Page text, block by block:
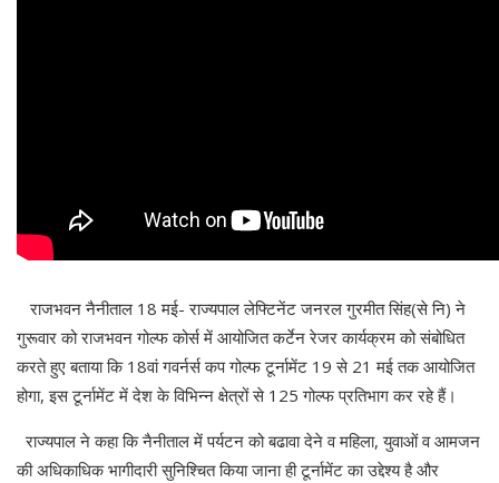
राजभवन नैनीताल 18 मई- राज्यपाल लेफ्टिनेंट जनरल गुरमीत सिंह(से नि) ने
गुरूवार को राजभवन गोल्फ कोर्स में आयोजित कर्टेन रेजर कार्यक्रम को संबोधित
करते हुए बताया कि 18वां गवर्नर्स कप गोल्फ टूर्नामेंट 19 से 21 मई तक आयोजित
होगा, इस टूर्नामेंट में देश के विभिन्न क्षेत्रों से 125 गोल्फ प्रतिभाग कर रहे हैं।
राज्यपाल ने कहा कि नैनीताल में पर्यटन को बढावा देने व महिला, युवाओं व आमजन
की अधिकाधिक भागीदारी सुनिश्चित किया जाना ही टूर्नामेंट का उद्देश्य है और